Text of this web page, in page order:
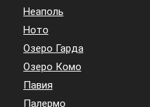
Неаполь
Ното
Озеро Гарда
Озеро Комо
Павия
Палермо